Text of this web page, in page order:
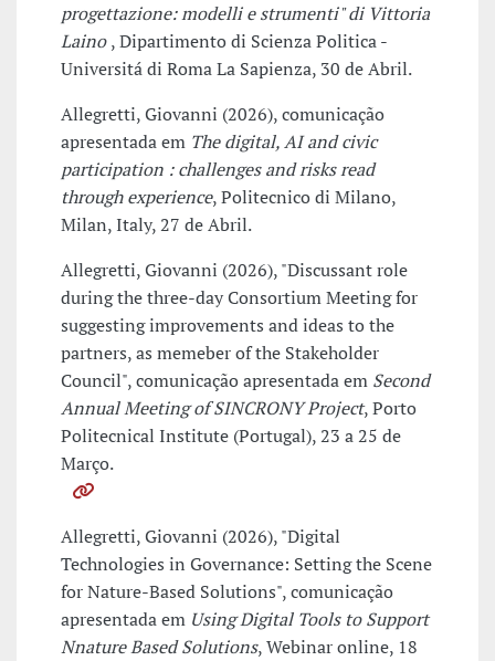
progettazione: modelli e strumenti" di Vittoria
Laino, Dipartimento di Scienza Politica -
Universitá di Roma La Sapienza, 30 de Abril.
Allegretti, Giovanni (2026), comunicação
apresentada em The digital, AI and civic
participation : challenges and risks read
through experience, Politecnico di Milano,
Milan, Italy, 27 de Abril.
Allegretti, Giovanni (2026), "Discussant role
during the three-day Consortium Meeting for
suggesting improvements and ideas to the
partners, as memeber of the Stakeholder
Council", comunicação apresentada em Second
Annual Meeting of SINCRONY Project, Porto
Politecnical Institute (Portugal), 23 a 25 de
Março.
Allegretti, Giovanni (2026), "Digital
Technologies in Governance: Setting the Scene
for Nature-Based Solutions", comunicação
apresentada em Using Digital Tools to Support
Nnature Based Solutions, Webinar online, 18